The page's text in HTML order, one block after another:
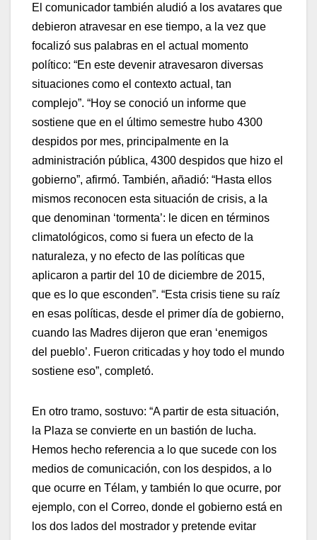
El comunicador también aludió a los avatares que
debieron atravesar en ese tiempo, a la vez que
focalizó sus palabras en el actual momento
político: “En este devenir atravesaron diversas
situaciones como el contexto actual, tan
complejo”. “Hoy se conoció un informe que
sostiene que en el último semestre hubo 4300
despidos por mes, principalmente en la
administración pública, 4300 despidos que hizo el
gobierno”, afirmó. También, añadió: “Hasta ellos
mismos reconocen esta situación de crisis, a la
que denominan ‘tormenta’: le dicen en términos
climatológicos, como si fuera un efecto de la
naturaleza, y no efecto de las políticas que
aplicaron a partir del 10 de diciembre de 2015,
que es lo que esconden”. “Esta crisis tiene su raíz
en esas políticas, desde el primer día de gobierno,
cuando las Madres dijeron que eran ‘enemigos
del pueblo’. Fueron criticadas y hoy todo el mundo
sostiene eso”, completó.
En otro tramo, sostuvo: “A partir de esta situación,
la Plaza se convierte en un bastión de lucha.
Hemos hecho referencia a lo que sucede con los
medios de comunicación, con los despidos, a lo
que ocurre en Télam, y también lo que ocurre, por
ejemplo, con el Correo, donde el gobierno está en
los dos lados del mostrador y pretende evitar